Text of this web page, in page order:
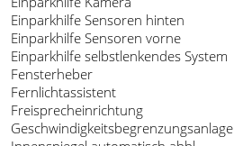
Einparkhilfe Sensoren hinten
Einparkhilfe Sensoren vorne
Einparkhilfe selbstlenkendes System
Fensterheber
Fernlichtassistent
Freisprecheinrichtung
Geschwindigkeitsbegrenzungsanlage